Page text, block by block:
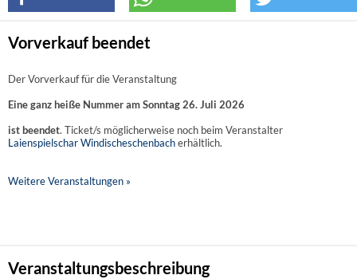
Vorverkauf beendet
Der Vorverkauf für die Veranstaltung
Eine ganz heiße Nummer am Sonntag 26. Juli 2026
ist beendet. Ticket/s möglicherweise noch beim Veranstalter
Laienspielschar Windischeschenbacherhältlich.
Weitere Veranstaltungen »
Veranstaltungsbeschreibung